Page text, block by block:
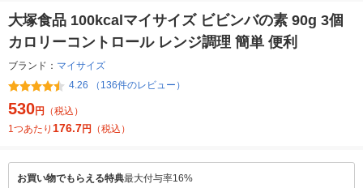
大塚食品 100kcalマイサイズ ビビンバの素 90g 3個
カロリーコントロール レンジ調理 簡単 便利
ブランド： マイサイズ
4.26 （136件のレビュー）
530円
（税込）
1つあたり 176.7円 （税込）
お買い物でもらえる特典最大付与率16%